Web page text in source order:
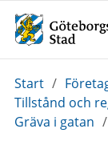
Du
är
här:
Start /
Tillstånd och
Gräva i gatan /